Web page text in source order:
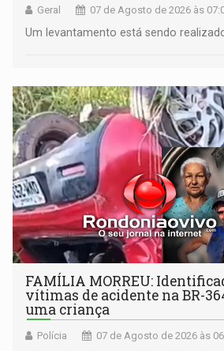
Geral 07 de Agosto de 2026 às
Um levantamento está sendo
FAMÍLIA MORREU:
vítimas de acidente na BR-
uma criança
Polícia 07 de Agosto de 2026 às